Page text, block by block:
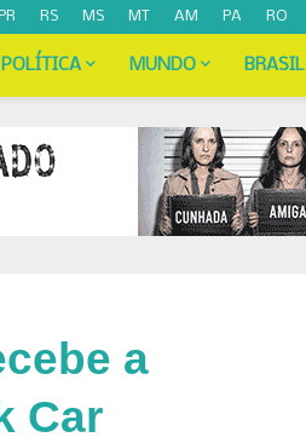
PR RS MS MT AM PA RO
POLÍTICA MUNDO BRASIL
a
Car